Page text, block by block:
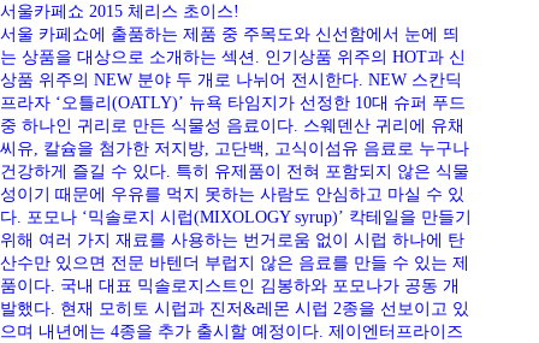
서울카페쇼 2015 체리스 초이스!
서울 카페쇼에 출품하는 제품 중 주목도와 신선함에서 눈에 띄
는 상품을 대상으로 소개하는 섹션. 인기상품 위주의 HOT과 신
상품 위주의 NEW 분야 두 개로 나뉘어 전시한다. NEW 스칸딕
프라자 ‘오틀리(OATLY)’ 뉴욕 타임지가 선정한 10대 슈퍼 푸드
중 하나인 귀리로 만든 식물성 음료이다. 스웨덴산 귀리에 유채
씨유, 칼슘을 첨가한 저지방, 고단백, 고식이섬유 음료로 누구나
건강하게 즐길 수 있다. 특히 유제품이 전혀 포함되지 않은 식물
성이기 때문에 우유를 먹지 못하는 사람도 안심하고 마실 수 있
다. 포모나 ‘믹솔로지 시럽(MIXOLOGY syrup)’ 칵테일을 만들기
위해 여러 가지 재료를 사용하는 번거로움 없이 시럽 하나에 탄
산수만 있으면 전문 바텐더 부럽지 않은 음료를 만들 수 있는 제
품이다. 국내 대표 믹솔로지스트인 김봉하와 포모나가 공동 개
발했다. 현재 모히토 시럽과 진저&레몬 시럽 2종을 선보이고 있
으며 내년에는 4종을 추가 출시할 예정이다. 제이엔터프라이즈